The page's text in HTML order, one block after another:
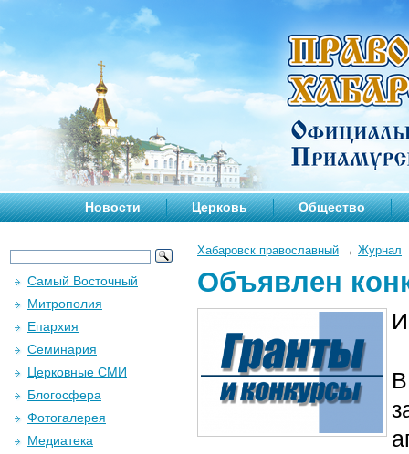
Новости Церковь Общество
Хабаровск православный → Журнал
Объявлен
Самый Восточный
Митрополия
Епархия
Семинария
Церковные СМИ
Блогосфера
Фотогалерея
Медиатека